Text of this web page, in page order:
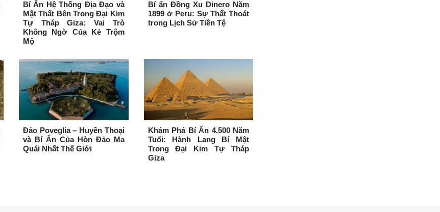
Bí Ẩn Hệ Thống Địa Đạo và
Mật Thất Bên Trong Đại Kim
Tự Tháp Giza: Vai Trò
Không Ngờ Của Kẻ Trộm
Mộ
Bí ẩn Đồng Xu Dinero Năm
1899 ở Peru: Sự Thất Thoát
trong Lịch Sử Tiền Tệ
Đảo Poveglia – Huyền Thoại
và Bí Ẩn Của Hòn Đảo Ma
Quái Nhất Thế Giới
Khám Phá Bí Ẩn 4.500 Năm
Tuổi: Hành Lang Bí Mật
Trong Đại Kim Tự Tháp
Giza